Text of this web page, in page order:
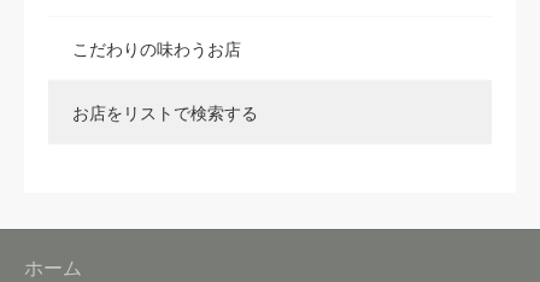
こだわりの味わうお店
お店をリストで検索する
ホーム